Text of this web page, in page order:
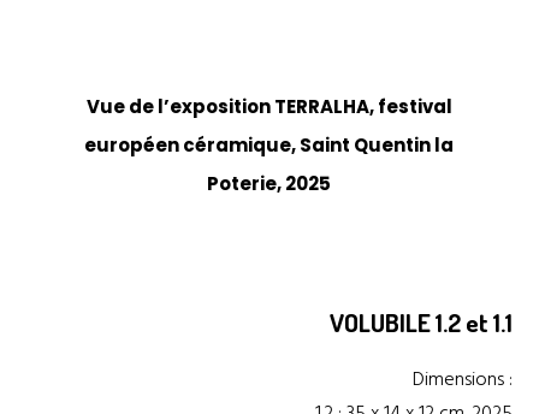
Vue de l’exposition TERRALHA, festival
européen céramique, Saint Quentin la
Poterie, 2025
VOLUBILE 1.2 et 1.1
Dimensions :